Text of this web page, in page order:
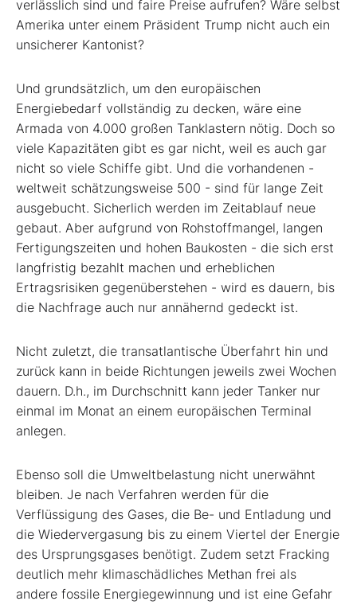
verlässlich sind und faire Preise aufrufen? Wäre selbst
Amerika unter einem Präsident Trump nicht auch ein
unsicherer Kantonist?
Und grundsätzlich, um den europäischen
Energiebedarf vollständig zu decken, wäre eine
Armada von 4.000 großen Tanklastern nötig. Doch so
viele Kapazitäten gibt es gar nicht, weil es auch gar
nicht so viele Schiffe gibt. Und die vorhandenen -
weltweit schätzungsweise 500 - sind für lange Zeit
ausgebucht. Sicherlich werden im Zeitablauf neue
gebaut. Aber aufgrund von Rohstoffmangel, langen
Fertigungszeiten und hohen Baukosten - die sich erst
langfristig bezahlt machen und erheblichen
Ertragsrisiken gegenüberstehen - wird es dauern, bis
die Nachfrage auch nur annähernd gedeckt ist.
Nicht zuletzt, die transatlantische Überfahrt hin und
zurück kann in beide Richtungen jeweils zwei Wochen
dauern. D.h., im Durchschnitt kann jeder Tanker nur
einmal im Monat an einem europäischen Terminal
anlegen.
Ebenso soll die Umweltbelastung nicht unerwähnt
bleiben. Je nach Verfahren werden für die
Verflüssigung des Gases, die Be- und Entladung und
die Wiedervergasung bis zu einem Viertel der Energie
des Ursprungsgases benötigt. Zudem setzt Fracking
deutlich mehr klimaschädliches Methan frei als
andere fossile Energiegewinnung und ist eine Gefahr